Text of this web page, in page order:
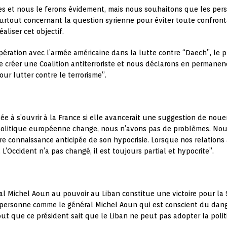
et nous le ferons évidement, mais nous souhaitons que les
concernant la question syrienne pour éviter toute
cet objectif.
avec l’armée américaine dans la lutte contre “Daech”, le
créer une Coalition antiterroriste et nous déclarons en
lutter contre le terrorisme”.
à s’ouvrir à la France si elle avancerait une suggestion de
européenne change, nous n’avons pas de problèmes.
connaissance anticipée de son hypocrisie. Lorsque nos
n’a pas changé, il est toujours partial et hypocrite”.
Michel Aoun au pouvoir au Liban constitue une victoire pour la
comme le général Michel Aoun qui est conscient du
que ce président sait que le Liban ne peut pas adopter la